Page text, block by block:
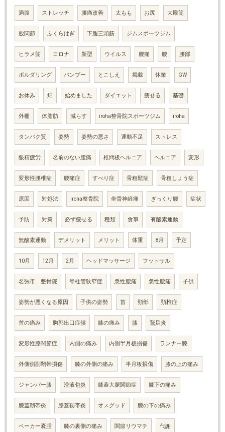
満腹 ストレッチ 腰痛改善 太もも お尻 大殿筋
股関節 ふくらはぎ 下腿三頭筋 ジムスポーツジム
ヒラメ筋 コロナ 新型 ウイルス 腰痛 腰 腰部
ボルダリング バンブー とこしえ 掲載 休業 GW
お休み 畑 始めました ダイエット 痩せる 基礎
外柵 体脂肪 減らす iroha整骨院スポーツジム iroha
タンパク質 姿勢 姿勢の悪さ 運動不足 ストレス
眼精疲労 名前のない腰痛 椎間板ヘルニア ヘルニア 変形
変形性腰椎症 腰痛症 すべり症 骨粗鬆症 骨粗しょう症
原因 対処法 iroha整骨院 坐骨神経痛 ぎっくり腰 症状
予防 対策 必ず痩せる 種類 食事 有酸素運動
無酸素運動 デメリット メリット 体重 8月 予定
10月 12月 2月 ヘッドマッサージ フットサル
名張市 整骨院 脊柱管狭窄症 急性腰痛 急性腰痛 子供
姿勢が悪くなる原因 子供の姿勢 首 頸部 頚椎症
首の痛み 胸郭出口症候 膝の痛み 膝 鵞足炎
変形性膝関節症 内側の痛み 内側半月板損傷 ランナー膝
外側側副靭帯損傷 膝の外側の痛み 半月板損傷 膝の上の痛み
ジャンパー膝 滑液包炎 膝蓋大腿関節症 膝下の痛み
膝蓋靱帯炎 膝蓋靱帯炎 オスグッド 膝の下の痛み
ベーカー嚢腫 膝の裏側の痛み 関節リウマチ 代謝